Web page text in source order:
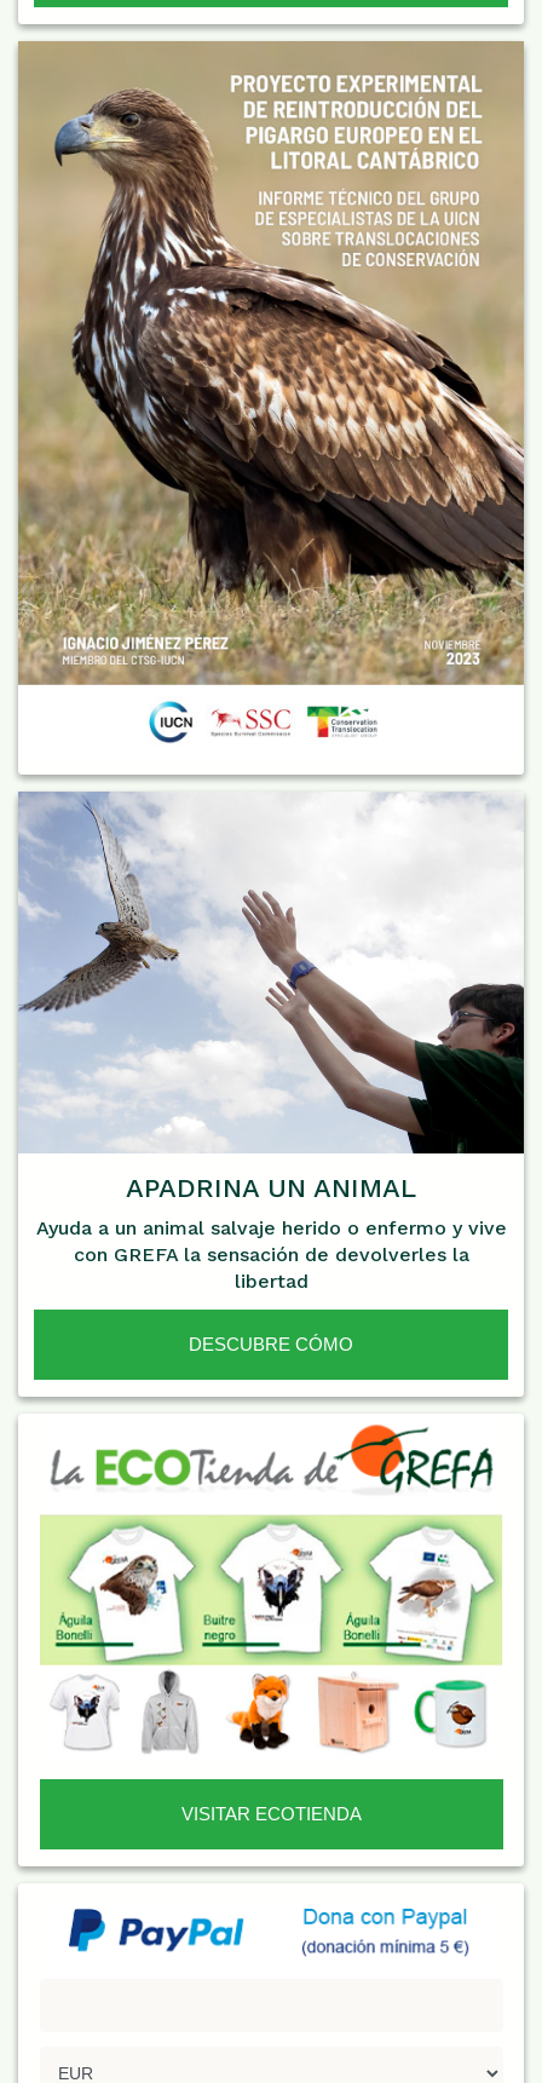
APADRINA UN ANIMAL
Ayuda a un animal salvaje herido o enfermo y vive
con GREFA la sensación de devolverles la
libertad
DESCUBRE CÓMO
VISITAR ECOTIENDA